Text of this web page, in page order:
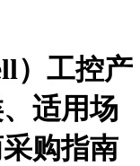
）工控产
适用场
购指南